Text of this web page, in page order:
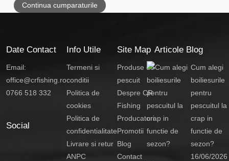
Continua cumparaturile
Date Contact
Email:
office@crfishing.ro
0766 518 332
Social
Info Utile
Termeni si
conditii
Politica de
cookies
Politica de
confidentialitate
Livrare si retur
ANPC
Site Map
Produse de
pescuit
Despre CR
Fishing
Producatori
Promotii
Blog
Contact
Articole Blog
Cum alegi
boiliesurile
pentru
pescuitul la
crap in
functie de
sezon?
16/06/2026